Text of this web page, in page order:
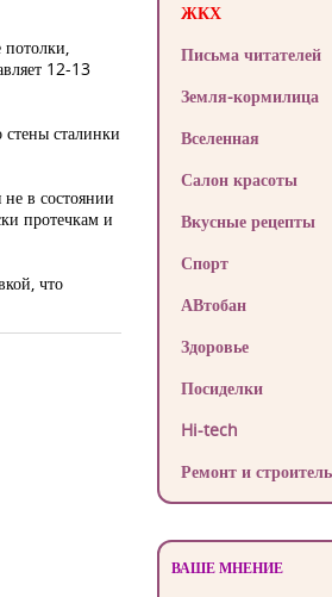
12-13
стены сталинки
не в состоянии
протечкам и
что
ЖКХ
Письма читателей
Земля-кормилица
Вселенная
Салон красоты
Вкусные рецепты
Спорт
АВтобан
Здоровье
Посиделки
Hi-tech
Ремонт и
ВАШЕ МНЕНИЕ